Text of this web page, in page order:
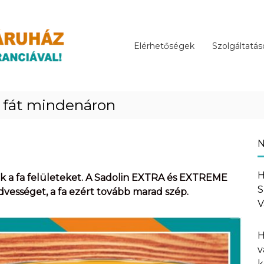
Elérhetőségek
fát mindenáron
fa felületeket. A Sadolin EXTRA és EXTREME
a fa ezért tovább marad szép.